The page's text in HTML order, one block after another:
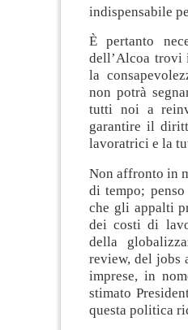
indispensabile
È pertanto
dell’Alcoa trovi
la
non potrà
tutti noi a
garantire il
lavoratrici e la
Non affronto in
di tempo;
che gli appalti
dei costi di
della
review, del jobs
imprese, in
stimato
questa politica